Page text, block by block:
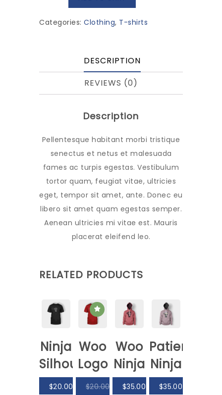
quantity
Categories: Clothing, T-shirts
DESCRIPTION
REVIEWS (0)
Description
Pellentesque habitant morbi tristique
senectus et netus et malesuada
fames ac turpis egestas. Vestibulum
tortor quam, feugiat vitae, ultricies
eget, tempor sit amet, ante. Donec eu
libero sit amet quam egestas semper.
Aenean ultricies mi vitae est. Mauris
placerat eleifend leo.
RELATED PRODUCTS
Ninja
Silhouette
$20.00
Woo
Logo
$20.00
Woo
Ninja
$35.00
Patient
Ninja
$35.00